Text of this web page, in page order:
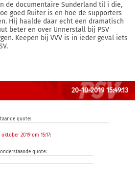
de documentaire Sunderland til i die,
goed Ruiter is en hoe de supporters
Hij haalde daar echt een dramatisch
beter en over Unnerstall bij PSV
Keepen bij VVV is in ieder geval iets
20-10-2019 15:49:13
quote:
oktober 2019 om 15:17:
quote: